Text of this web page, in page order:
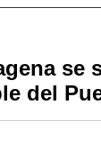
se
del